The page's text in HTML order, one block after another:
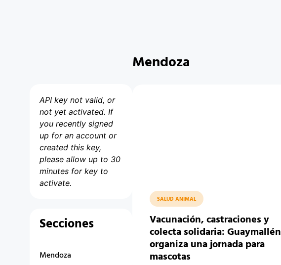
API key not valid, or
not yet activated. If
you recently signed
up for an account or
created this key,
please allow up to 30
minutes for key to
activate.
Secciones
Mendoza
Mendoza
SALUD ANIMAL
Vacunación, castraciones y
colecta solidaria: Guaymallén
organiza una jornada para
mascotas